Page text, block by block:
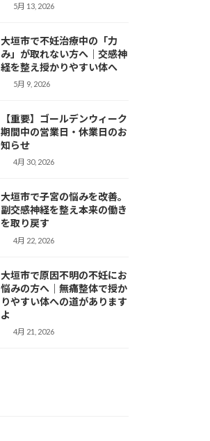
5月 13, 2026
大垣市で不妊治療中の「力
み」が取れない方へ｜交感神
経を整え授かりやすい体へ
5月 9, 2026
【重要】ゴールデンウィーク
期間中の営業日・休業日のお
知らせ
4月 30, 2026
大垣市で子宮の悩みを改善。
副交感神経を整え本来の働き
を取り戻す
4月 22, 2026
大垣市で原因不明の不妊にお
悩みの方へ｜無痛整体で授か
りやすい体への道があります
よ
4月 21, 2026